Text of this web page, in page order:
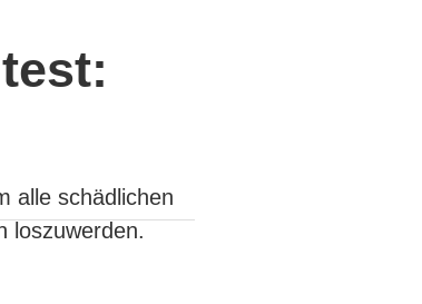
alle schädlichen
loszuwerden.